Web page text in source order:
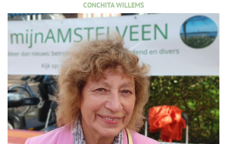
CONCHITA WILLEMS